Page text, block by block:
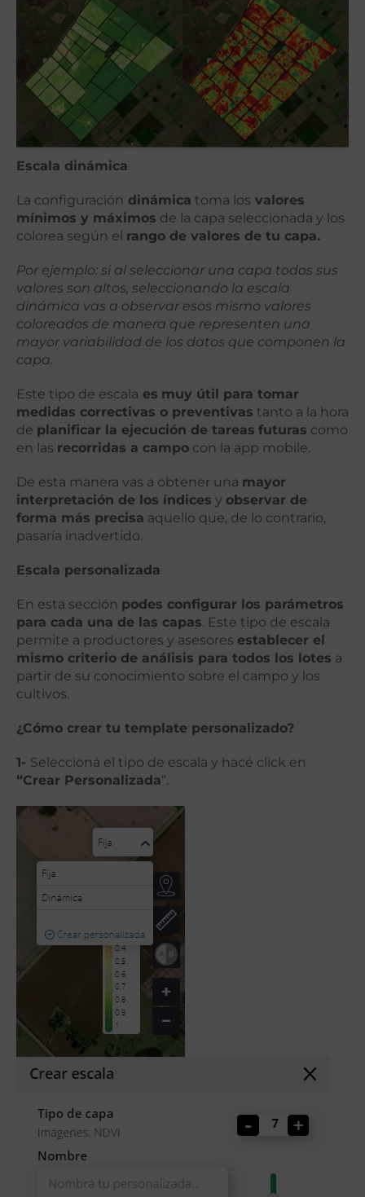
Escala dinámica
La configuración dinámica toma los valores
mínimos y máximos de la capa seleccionada y los
colorea según el rango de valores de tu capa.
Por ejemplo: si al seleccionar una capa todos sus
valores son altos, seleccionando la escala
dinámica vas a observar esos mismo valores
coloreados de manera que representen una
mayor variabilidad de los datos que componen la
capa.
Este tipo de escala es muy útil para tomar
medidas correctivas o preventivas tanto a la hora
de planificar la ejecución de tareas futuras como
en las recorridas a campo con la app mobile.
De esta manera vas a obtener una mayor
interpretación de los índices y observar de
forma más precisa aquello que, de lo contrario,
pasaría inadvertido.
Escala personalizada
En esta sección podes configurar los parámetros
para cada una de las capas. Este tipo de escala
permite a productores y asesores establecer el
mismo criterio de análisis para todos los lotes a
partir de su conocimiento sobre el campo y los
cultivos.
¿Cómo crear tu template personalizado?
1- Seleccioná el tipo de escala y hacé click en
“Crear Personalizada“.